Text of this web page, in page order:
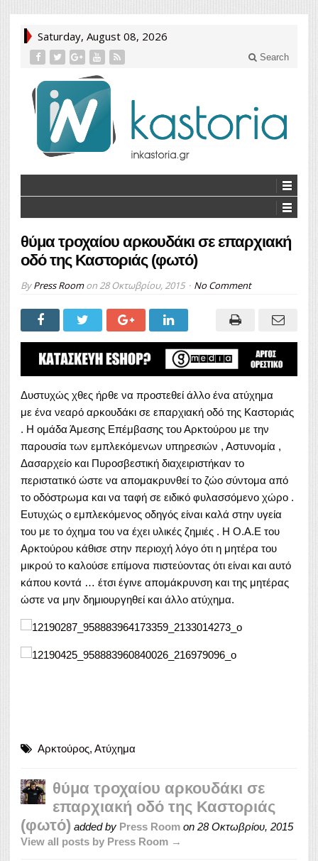
Saturday, August 08, 2026
Search
θύμα τροχαίου αρκουδάκι σε επαρχιακή
οδό της Καστοριάς (φωτό)
ByPress Roomon 28 Οκτωβρίου, 2015 No Comment
Δυστυχώς χθες ήρθε να προστεθεί άλλο ένα ατύχημα
με ένα νεαρό αρκουδάκι σε επαρχιακή οδό της Καστοριάς
. Η ομάδα Άμεσης Επέμβασης του Αρκτούρου με την
παρουσία των εμπλεκόμενων υπηρεσιών , Αστυνομία ,
Δασαρχείο και Πυροσβεστική διαχειριστήκαν το
περιστατικό ώστε να απομακρυνθεί το ζώο σύντομα από
το οδόστρωμα και να ταφή σε ειδικό φυλασσόμενο χώρο .
Ευτυχώς ο εμπλεκόμενος οδηγός είναι καλά στην υγεία
του με το όχημα του να έχει υλικές ζημιές . Η Ο.Α.Ε του
Αρκτούρου κάθισε στην περιοχή λόγο ότι η μητέρα του
μικρού το καλούσε επίμονα πιστεύοντας ότι είναι και αυτό
κάπου κοντά … έτσι έγινε απομάκρυνση και της μητέρας
ώστε να μην δημιουργηθεί και άλλο ατύχημα.
Αρκτούρος, Ατύχημα
θύμα τροχαίου αρκουδάκι σε
επαρχιακή οδό της Καστοριάς
(φωτό) added by Press Room on 28 Οκτωβρίου, 2015
View all posts by Press Room →